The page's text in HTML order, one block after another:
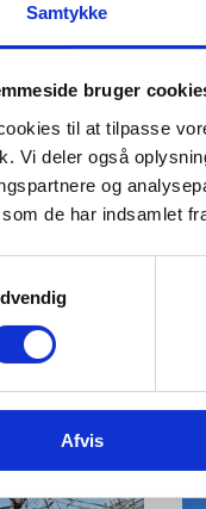
Samtykke
bruger
til at tilpasse
Vi deler også
og
de har indsamlet
Afvis